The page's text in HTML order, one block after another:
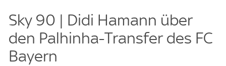
Sky 90 | Didi Hamann über
den Palhinha-Transfer des FC
Bayern